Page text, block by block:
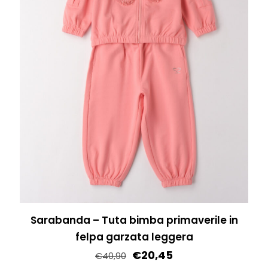
possono
essere
scelte
nella
pagina
del
prodotto
Sarabanda – Tuta bimba primaverile in
felpa garzata leggera
€40,90 €20,45